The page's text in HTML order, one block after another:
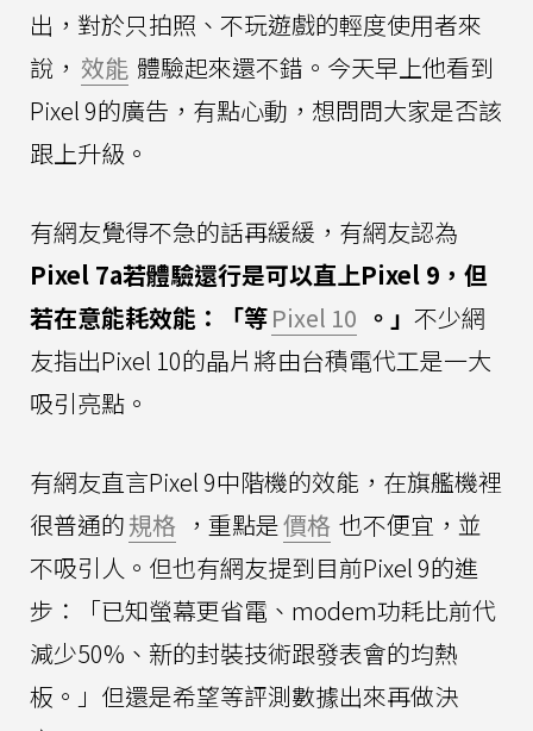
出，對於只拍照、不玩遊戲的輕度使用者來
說， 效能 體驗起來還不錯。今天早上他看到
Pixel 9的廣告，有點心動，想問問大家是否該
跟上升級。
有網友覺得不急的話再緩緩，有網友認為
Pixel 7a若體驗還行是可以直上Pixel 9，但
若在意能耗效能：「等Pixel 10 。」 不少網
友指出Pixel 10的晶片將由台積電代工是一大
吸引亮點。
有網友直言Pixel 9中階機的效能，在旗艦機裡
很普通的規格 ，重點是價格 也不便宜，並
不吸引人。但也有網友提到目前Pixel 9的進
步：「已知螢幕更省電、modem功耗比前代
減少50%、新的封裝技術跟發表會的均熱
板。」但還是希望等評測數據出來再做決